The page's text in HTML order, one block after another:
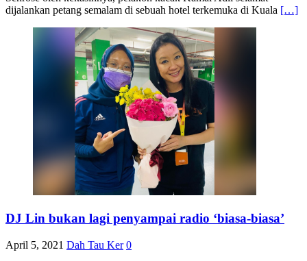
dijalankan petang semalam di sebuah hotel terkemuka di Kuala […]
DJ Lin bukan lagi penyampai radio ‘biasa-biasa’
April 5, 2021 Dah Tau Ker 0